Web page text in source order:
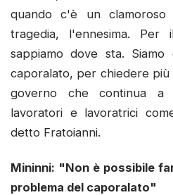
quando c'è un
tragedia, l'ennesima.
sappiamo dove sta.
caporalato, per chiedere
governo che continua a
lavoratori e lavoratrici
detto Fratoianni.
Mininni: "Non è possibile
problema del caporalato"